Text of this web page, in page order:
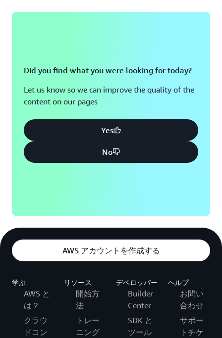
Did you find what you were looking for today?
Let us know so we can improve the quality of the
content on our pages
Yes
No
AWS アカウントを作成する
学ぶ
AWS と
は？
クラウ
ドコン
リソース
開始方
法
トレー
ニング
デベロッパー
Builder
Center
SDK と
ツール
ヘルプ
お問い
合わせ
サポー
トチケ